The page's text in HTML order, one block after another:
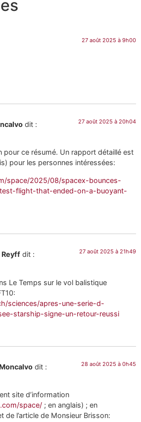
27 août 2025 à 9h00
dit : 27 août 2025 à 20h04
pour ce résumé. Un rapport détaillé est
pour les personnes intéressées:
space/2025/08/spacex-bounces-
flight-that-ended-on-a-buoyant-
Reyff dit : 27 août 2025 à 21h49
Le Temps sur le vol balistique
sciences/apres-une-serie-d-
starship-signe-un-retour-reussi
dit : 28 août 2025 à 0h45
site d’information
space/ ; en anglais) ; en
de l’article de Monsieur Brisson: